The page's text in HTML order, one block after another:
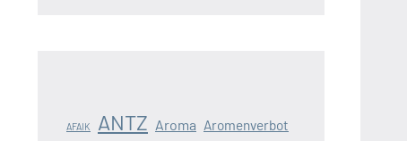
AFAIK ANTZ Aroma Aromenverbot